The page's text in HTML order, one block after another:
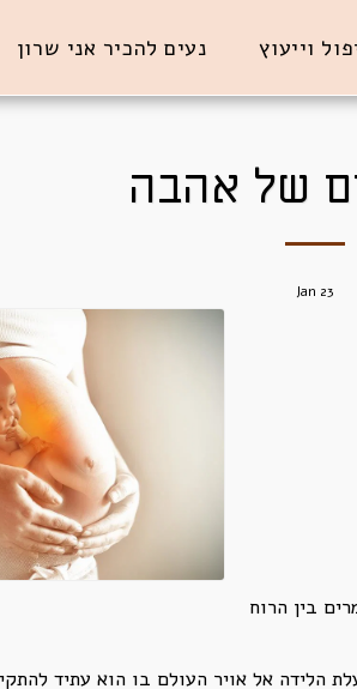
וייעוץ נעים להכיר אני שרון
של אהבה
23
Jan
בין הרוח